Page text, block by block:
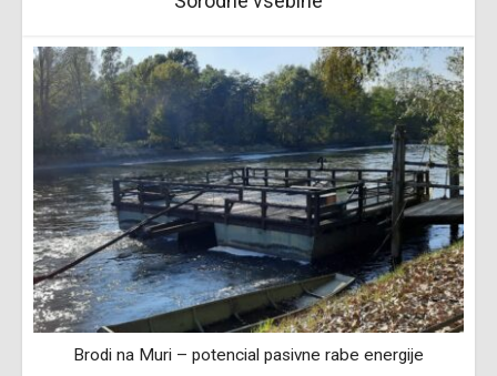
Brodi na Muri – potencial pasivne rabe energije